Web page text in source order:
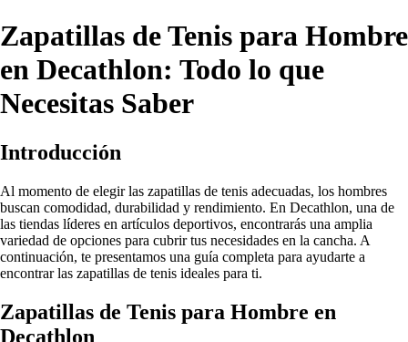
Zapatillas de Tenis para Hombre
en Decathlon: Todo lo que
Necesitas Saber
Introducción
Al momento de elegir las zapatillas de tenis adecuadas, los hombres
buscan comodidad, durabilidad y rendimiento. En Decathlon, una de
las tiendas líderes en artículos deportivos, encontrarás una amplia
variedad de opciones para cubrir tus necesidades en la cancha. A
continuación, te presentamos una guía completa para ayudarte a
encontrar las zapatillas de tenis ideales para ti.
Zapatillas de Tenis para Hombre en
Decathlon